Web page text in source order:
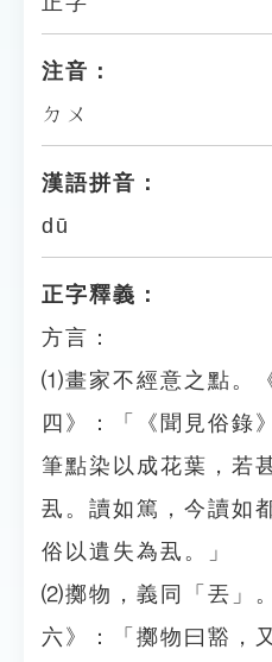
注音：
ㄉㄨ
漢語拼音：
dū
正字釋義：
方言：
⑴畫家不經意之點。
四》：「《聞見俗錄
筆點染以成花葉，若
厾。讀如篤，今讀如
俗以遺失為厾。」
⑵擲物，義同「丟」
六》：「擲物曰豁，